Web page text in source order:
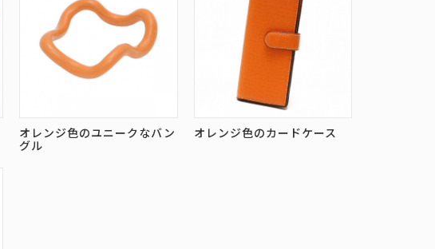
オレンジ色のユニークなバン
グル
オレンジ色のカードケース